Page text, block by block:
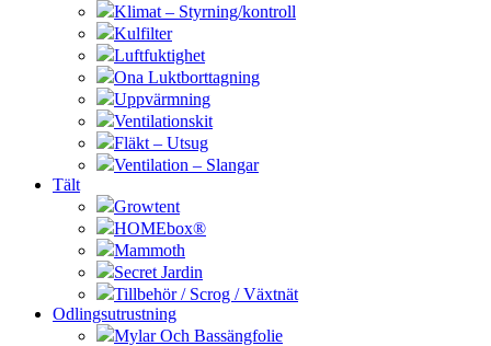
Klimat – Styrning/kontroll
Kulfilter
Luftfuktighet
Ona Luktborttagning
Uppvärmning
Ventilationskit
Fläkt – Utsug
Ventilation – Slangar
Tält
Growtent
HOMEbox®
Mammoth
Secret Jardin
Tillbehör / Scrog / Växtnät
Odlingsutrustning
Mylar Och Bassängfolie